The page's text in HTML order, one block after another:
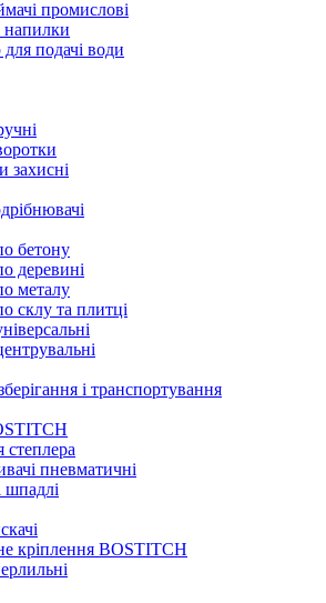
промислові
напилки
для подачі води
захисні
бетону
деревині
металу
склу та плитці
і транспортування
степлера
пневматичні
шпадлі
кріплення BOSTITCH